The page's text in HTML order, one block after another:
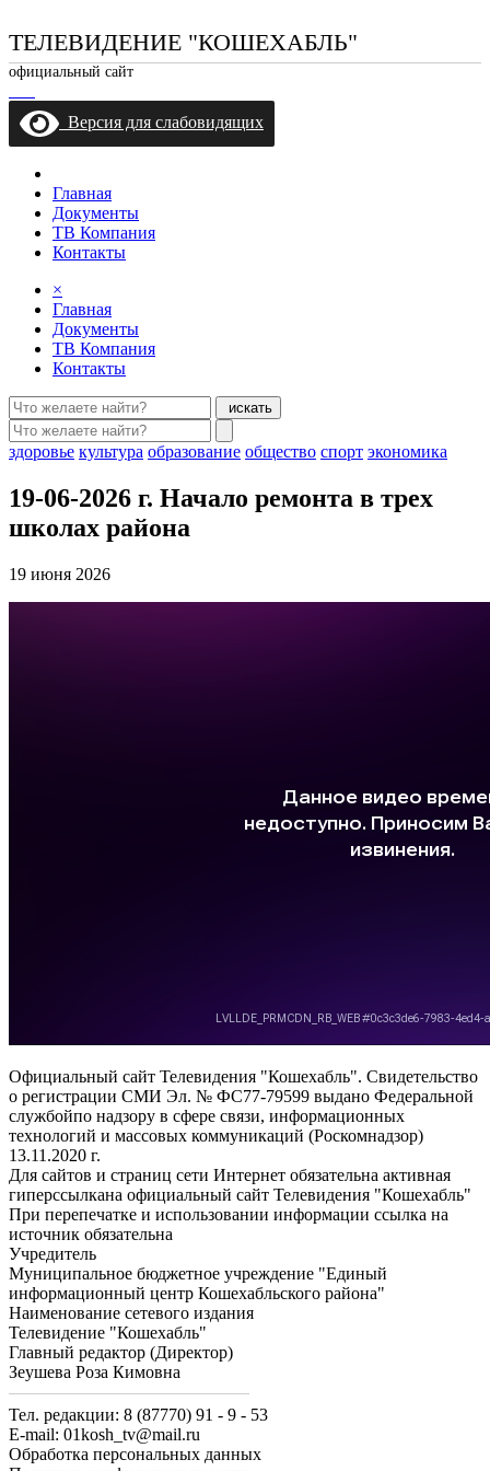
ТЕЛЕВИДЕНИЕ "КОШЕХАБЛЬ"
официальный сайт
Версия для слабовидящих
Главная
Документы
ТВ Компания
Контакты
×
Главная
Документы
ТВ Компания
Контакты
искать
здоровье культура образование общество спорт экономика
19-06-2026 г. Начало ремонта в трех
школах района
19 июня 2026
Официальный сайт Телевидения "Кошехабль". Свидетельство
о регистрации СМИ Эл. № ФС77-79599 выдано Федеральной
службойпо надзору в сфере связи, информационных
технологий и массовых коммуникаций (Роскомнадзор)
13.11.2020 г.
Для сайтов и страниц сети Интернет обязательна активная
гиперссылкана официальный сайт Телевидения "Кошехабль"
При перепечатке и использовании информации ссылка на
источник обязательна
Учредитель
Муниципальное бюджетное учреждение "Единый
информационный центр Кошехабльского района"
Наименование сетевого издания
Телевидение "Кошехабль"
Главный редактор (Директор)
Зеушева Роза Кимовна
Тел. редакции: 8 (87770) 91 - 9 - 53
E-mail: 01kosh_tv@mail.ru
Обработка персональных данных